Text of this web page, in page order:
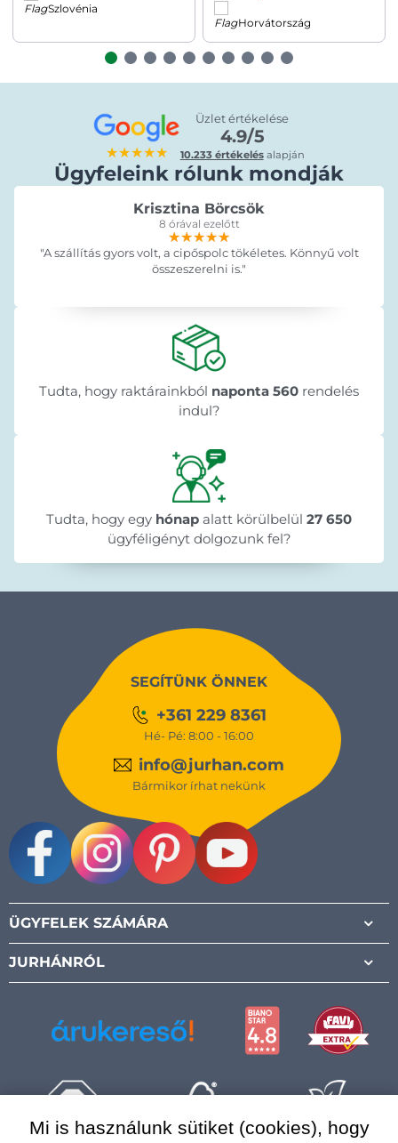
Szlovénia
Horvátország
★★★★★
Üzlet értékelése
4.9/5
10.233 értékelésalapján
Ügyfeleink rólunk mondják
Krisztina Börcsök
8 órával ezelőtt
★★★★★
★★★★★
★★★★★
"A szállítás gyors volt, a cipőspolc tökéletes. Könnyű volt
összeszerelni is."
Tudta, hogy raktárainkból naponta 560 rendelés
indul?
Tudta, hogy egy hónap alatt körülbelül 27 650
ügyféligényt dolgozunk fel?
SEGÍTÜNK ÖNNEK
+361 229 8361
Hé- Pé: 8:00 - 16:00
info@jurhan.com
Bármikor írhat nekünk
ÜGYFELEK SZÁMÁRA
JURHÁNRÓL
Mi is használunk sütiket (cookies), hogy